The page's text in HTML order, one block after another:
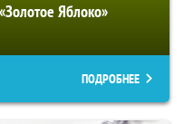
Яблоко»
ПОДРОБНЕЕ